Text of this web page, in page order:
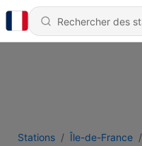
Stations Île-de-France